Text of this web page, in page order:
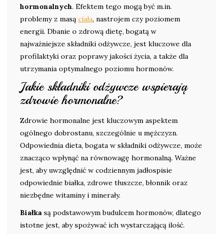
hormonalnych. Efektem tego mogą być m.in.
problemy z masą ciała, nastrojem czy poziomem
energii. Dbanie o zdrową dietę, bogatą w
najważniejsze składniki odżywcze, jest kluczowe dla
profilaktyki oraz poprawy jakości życia, a także dla
utrzymania optymalnego poziomu hormonów.
Jakie składniki odżywcze wspierają
zdrowie hormonalne?
Zdrowie hormonalne jest kluczowym aspektem
ogólnego dobrostanu, szczególnie u mężczyzn.
Odpowiednia dieta, bogata w składniki odżywcze, może
znacząco wpłynąć na równowagę hormonalną. Ważne
jest, aby uwzględnić w codziennym jadłospisie
odpowiednie białka, zdrowe tłuszcze, błonnik oraz
niezbędne witaminy i minerały.
Białka są podstawowym budulcem hormonów, dlatego
istotne jest, aby spożywać ich wystarczającą ilość.